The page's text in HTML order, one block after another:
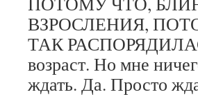
ВЗРОСЛЕНИЯ,
ТАК
возраст. Но мне
ждать. Да. Просто